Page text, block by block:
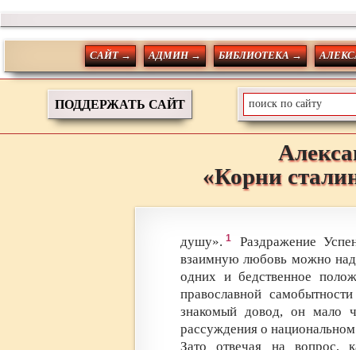
САЙТ → АДМИН → БИБЛИОТЕКА →
ПОДДЕРЖАТЬ САЙТ
«Корни
душу». 1
Раздражение
взаимную любовь можно
одних и бедственное
православной
знакомый довод, он мало
рассуждения о
Зато отвечая на вопрос,